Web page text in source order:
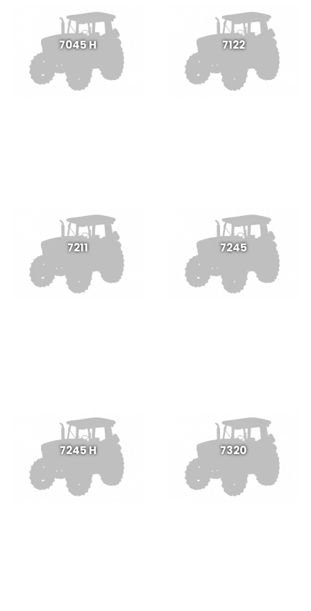
7045 H 7122
7211 7245
7245 H 7320